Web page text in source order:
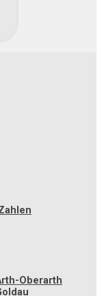
Oberarth